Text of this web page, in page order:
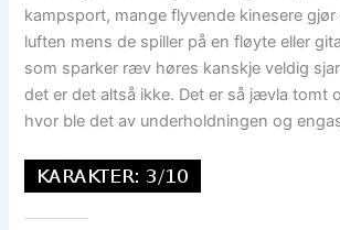
kampsport, mange flyvende kinesere
luften mens de spiller på en fløyte eller
som sparker ræv høres kanskje veldig
det er det altså ikke. Det er så jævla tomt
hvor ble det av underholdningen og